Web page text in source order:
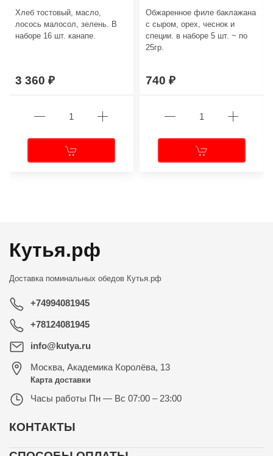
Хлеб тостовый, масло,
лосось малосол, зелень. В
наборе 16 шт. канапе.
3 360
Обжаренное филе баклажана
с сыром, орех, чеснок и
специи. в наборе 5 шт. ~ по
25гр.
740
Кутья.рф
Доставка поминальных обедов Кутья.рф
+74994081945
+78124081945
info@kutya.ru
Москва, Академика Королёва, 13
Карта доставки
Часы работы Пн — Вс 07:00 – 23:00
КОНТАКТЫ